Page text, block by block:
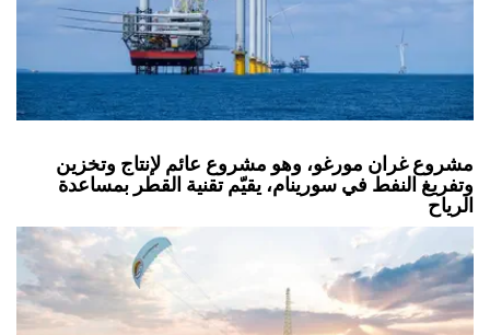
مشروع غران مورغو، وهو مشروع عائم لإنتاج وتخزين
وتفريغ النفط في سورينام، يقيّم تقنية القطر بمساعدة
الرياح